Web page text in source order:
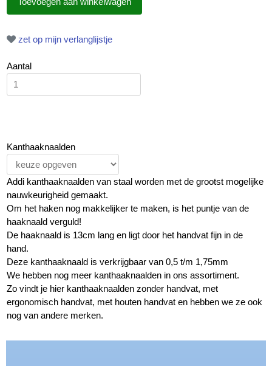
zet op mijn verlanglijstje
Aantal
Kanthaaknaalden
Addi kanthaaknaalden van staal worden met de grootst mogelijke
nauwkeurigheid gemaakt.
Om het haken nog makkelijker te maken, is het puntje van de
haaknaald verguld!
De haaknaald is 13cm lang en ligt door het handvat fijn in de
hand.
Deze kanthaaknaald is verkrijgbaar van 0,5 t/m 1,75mm
We hebben nog meer kanthaaknaalden in ons assortiment.
Zo vindt je hier kanthaaknaalden zonder handvat, met
ergonomisch handvat, met houten handvat en hebben we ze ook
nog van andere merken.